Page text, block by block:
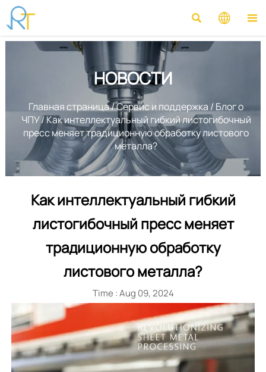
  
НОВОСТИ
Главная страница/Сервис и поддержка / Блог о
ЧПУ/Как интеллектуальный гибкий листогибочный
пресс меняет традиционную обработку листового
металла?
Как интеллектуальный гибкий
листогибочный пресс меняет
традиционную обработку
листового металла?
Time : Aug 09, 2024